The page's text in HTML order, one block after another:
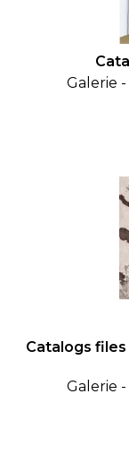
Galerie
Catalogs
Galerie